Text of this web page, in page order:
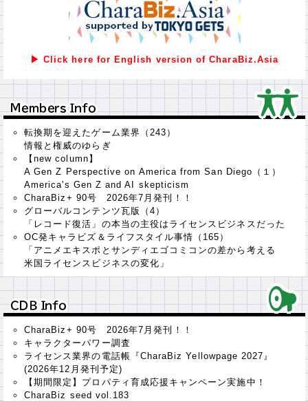
▶ Click here for English version of CharaBiz.Asia
Ｍｅｍｂｅｒｓ Ｉｎｆｏ
Ｍｅｍｂｅｒｓ Ｉｎｆｏ
転換期を迎えたゲーム業界（243）
情報と権威のゆらぎ
【new column】
A Gen Z Perspective on America from San Diego（１）
America's Gen Z and AI skepticism
CharaBiz+ 90号 2026年7月発刊！！
グローバルコンテンツ瓦版（4）
「レコード復活」の本当の主役はライセンスビジネスだった
OC発キャラビズ＆ライフスタイル事情（165）
「アニメエキスポとサンディエゴコミコンの差から考える
米国ライセンスビジネスの変化」
ＣＤＢ Ｉｎｆｏ
ＣＤＢ Ｉｎｆｏ
CharaBiz+ 90号 2026年7月発刊！！
キャラクターパワー調査
ライセンス業界の電話帳『CharaBiz Yellowpage 2027』
(2026年12月発刊予定)
【期間限定】プロパティ育成応援キャンペーン実施中！
CharaBiz seed vol.183